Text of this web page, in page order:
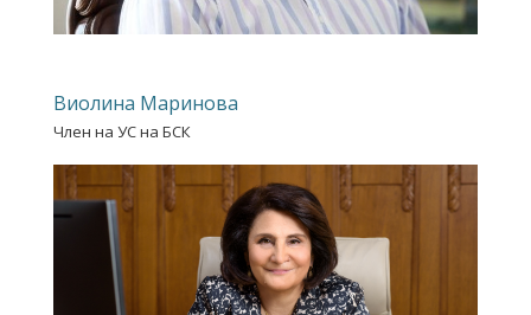
Виолина Маринова
Член на УС на БСК